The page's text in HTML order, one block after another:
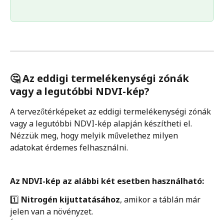
🤔 Az eddigi termelékenységi zónák
vagy a legutóbbi NDVI-kép?
A tervezőtérképeket az eddigi termelékenységi zónák
vagy a legutóbbi NDVI-kép alapján készítheti el.
Nézzük meg, hogy melyik művelethez milyen
adatokat érdemes felhasználni.
Az NDVI-kép az alábbi két esetben használható:
1️⃣ Nitrogén kijuttatásához, amikor a táblán már
jelen van a növényzet.